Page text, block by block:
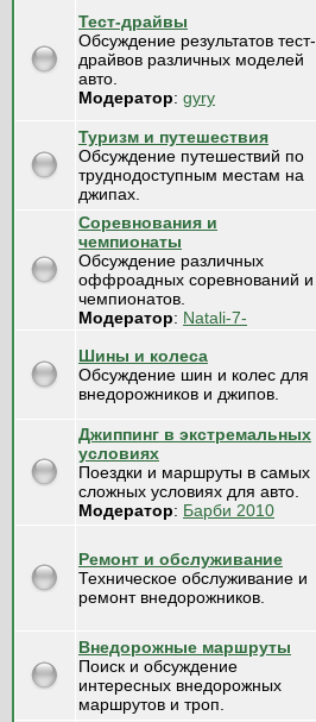
Тест-драйвы
Обсуждение результатов тест-
драйвов различных моделей
авто.
Модератор: gyry
Туризм и путешествия
Обсуждение путешествий по
труднодоступным местам на
джипах.
Соревнования и
чемпионаты
Обсуждение различных
оффроадных соревнований и
чемпионатов.
Модератор: Natali-7-
Шины и колеса
Обсуждение шин и колес для
внедорожников и джипов.
Джиппинг в экстремальных
условиях
Поездки и маршруты в самых
сложных условиях для авто.
Модератор: Барби 2010
Ремонт и обслуживание
Техническое обслуживание и
ремонт внедорожников.
Внедорожные маршруты
Поиск и обсуждение
интересных внедорожных
маршрутов и троп.